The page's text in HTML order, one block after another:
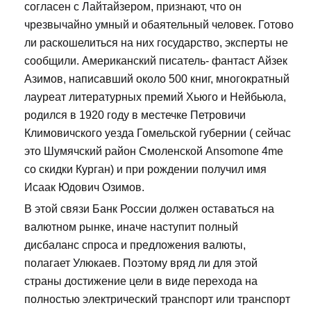
согласен с Лайтайзером, признают, что он
чрезвычайно умный и обаятельный человек. Готово
ли раскошелиться на них государство, эксперты не
сообщили. Американский писатель- фантаст Айзек
Азимов, написавший около 500 книг, многократный
лауреат литературных премий Хьюго и Нейбьюла,
родился в 1920 году в местечке Петровичи
Климовичского уезда Гомельской губернии ( сейчас
это Шумячский район Смоленской Ansomone 4me
со скидки Курган) и при рождении получил имя
Исаак Юдович Озимов.
В этой связи Банк России должен оставаться на
валютном рынке, иначе наступит полный
дисбаланс спроса и предложения валюты,
полагает Улюкаев. Поэтому вряд ли для этой
страны достижение цели в виде перехода на
полностью электрический транспорт или транспорт